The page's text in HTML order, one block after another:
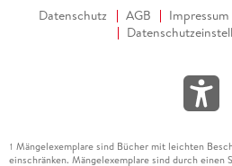
Datenschutz AGB Impressum
1 Mängelexemplare sind Bücher mit leichten
einschränken. Mängelexemplare sind durch einen